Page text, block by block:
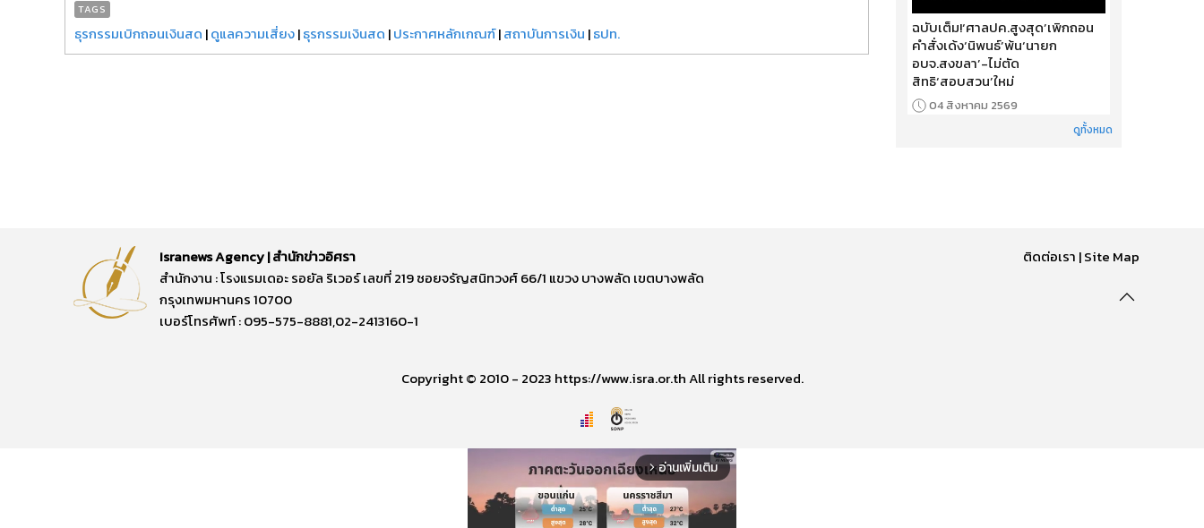
TAGS
ธุรกรรมเบิกถอนเงินสด |ดูแลความเสี่ยง|ธุรกรรมเงินสด |ประกาศหลักเกณฑ์|สถาบันการเงิน |ธปท.
ฉบับเต็ม!‘ศาลปค.สูงสุด’เพิกถอน
คำสั่งเด้ง‘นิพนธ์’พ้น‘นายก
อบจ.สงขลา’-ไม่ตัด
สิทธิ‘สอบสวน’ใหม่
04 สิงหาคม 2569
ดูทั้งหมด
Isranews Agency | สำนักข่าวอิศรา
สำนักงาน : โรงแรมเดอะ รอยัล ริเวอร์ เลขที่ 219 ซอยจรัญสนิทวงศ์ 66/1 แขวง บางพลัด เขตบางพลัด
กรุงเทพมหานคร 10700
เบอร์โทรศัพท์ : 095-575-8881,02-2413160-1
ติดต่อเรา |Site Map
Copyright © 2010 - 2023 https://www.isra.or.th All rights reserved.
arrow_forward_ios อ่านเพิ่มเติม